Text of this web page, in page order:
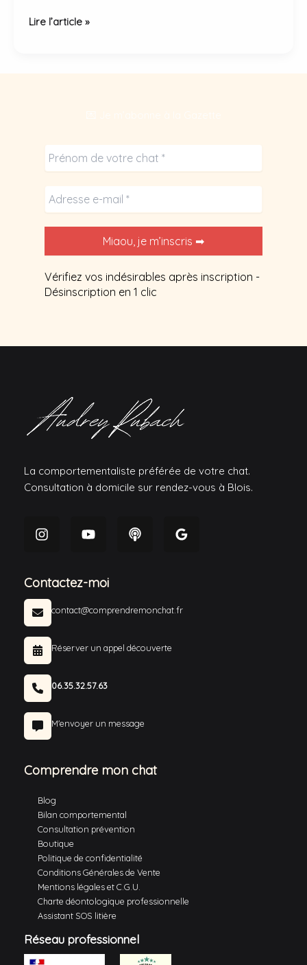
Plantes
dangereuses.
Lire l’article »
Vérifiez vos indésirables après inscription -
Désinscription en 1 clic
La comportementaliste préférée de votre chat.
Consultation à domicile sur rendez-vous à Blois.
Contactez-moi
contact@comprendremonchat.fr
Réserver un appel découverte
06.35.32.57.63
M'envoyer un message
Comprendre mon chat
Blog
Bilan comportemental
Consultation prévention
Boutique
Politique de confidentialité
Conditions Générales de Vente
Mentions légales et C.G.U.
Charte déontologique professionnelle
Assistant SOS litière
Réseau professionnel